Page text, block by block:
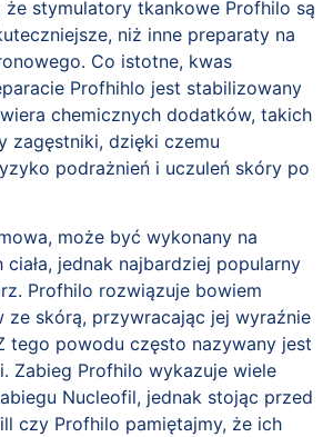
że stymulatory tkankowe Profhilo są
niż inne preparaty na
Co istotne, kwas
Profhihlo jest stabilizowany
chemicznych dodatków, takich
zagęstniki, dzięki czemu
podrażnień i uczuleń skóry po
może być wykonany na
jednak najbardziej popularny
Profhilo rozwiązuje bowiem
ze skórą, przywracając jej wyraźnie
tego powodu często nazywany jest
Zabieg Profhilo wykazuje wiele
Nucleofil, jednak stojąc przed
czy Profhilo pamiętajmy, że ich